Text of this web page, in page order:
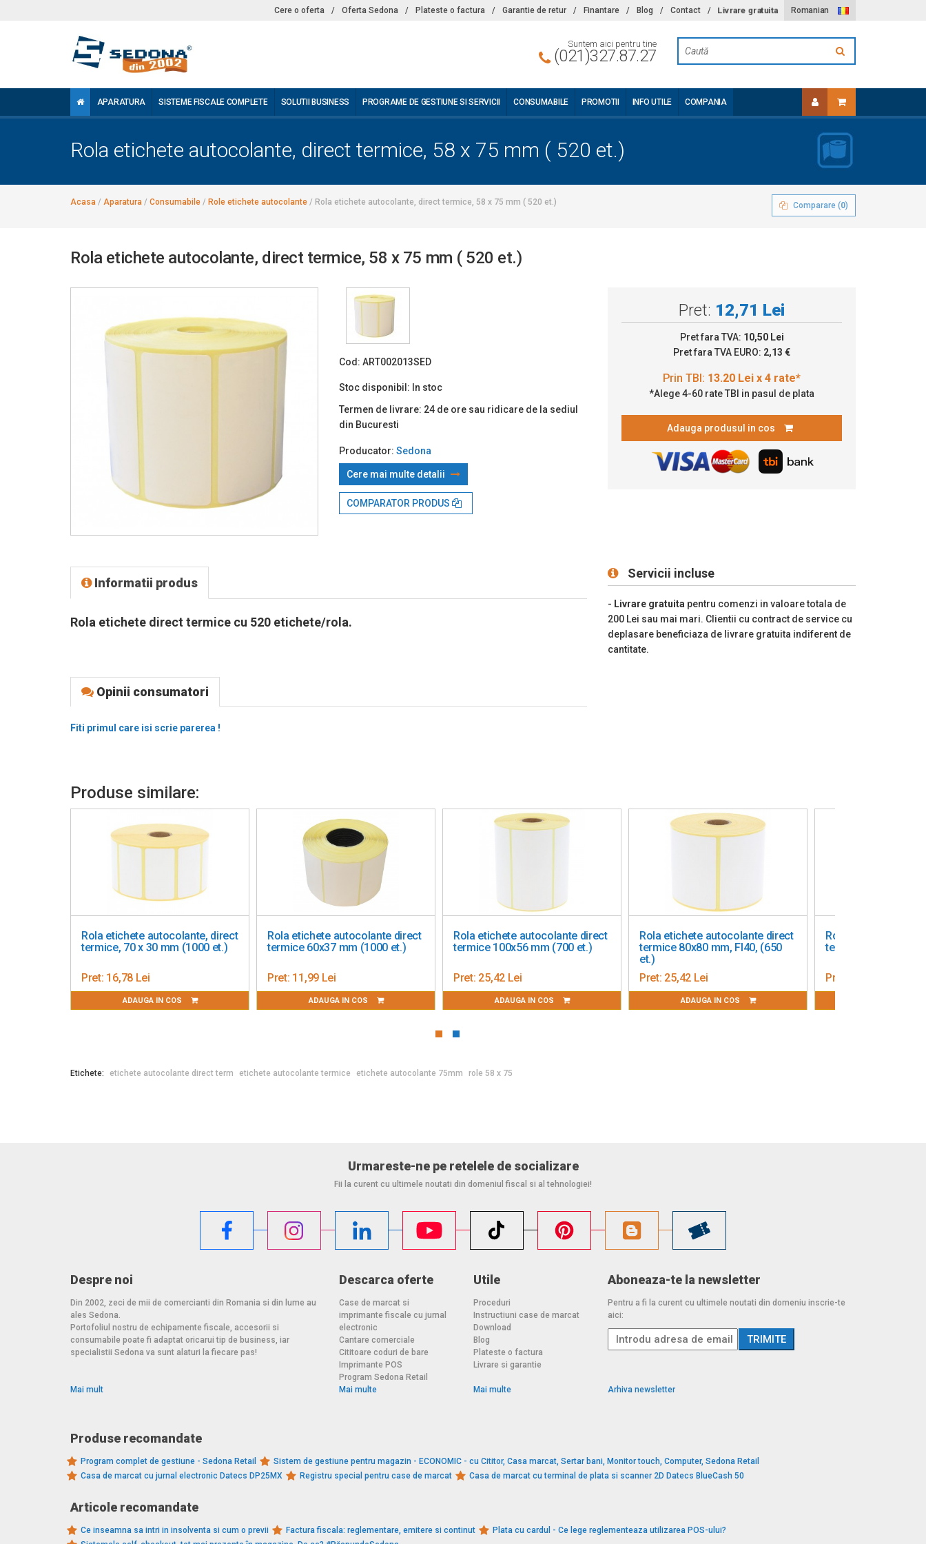
Romanian
Cere o oferta / Oferta Sedona / Plateste o factura / Garantie de retur / Finantare / Blog / Contact / Livrare gratuita
Suntem aici pentru tine
(021)327.87.27
APARATURA SISTEME FISCALE COMPLETE SOLUTII BUSINESS PROGRAME DE GESTIUNE SI SERVICII CONSUMABILE PROMOTII INFO UTILE COMPANIA
Rola etichete autocolante, direct termice, 58 x 75 mm ( 520 et.)
Acasa / Aparatura / Consumabile / Role etichete autocolante / Rola etichete autocolante, direct termice, 58 x 75 mm ( 520 et.) Comparare (0)
Rola etichete autocolante, direct termice, 58 x 75 mm ( 520 et.)
Cod: ART002013SED
Stoc disponibil: In stoc
Termen de livrare: 24 de ore sau ridicare de la sediul
din Bucuresti
Producator: Sedona
Cere mai multe detalii
COMPARATOR PRODUS
Pret: 12,71 Lei
Pret fara TVA: 10,50 Lei
Pret fara TVA EURO: 2,13 €
*Alege 4-60 rate TBI in pasul de plata
Adauga produsul in cos
Informatii produs
Rola etichete direct termice cu 520 etichete/rola.
Opinii consumatori
Fiti primul care isi scrie parerea !
Servicii incluse
- Livrare gratuita pentru comenzi in valoare totala de
200 Lei sau mai mari. Clientii cu contract de service cu
deplasare beneficiaza de livrare gratuita indiferent de
cantitate.
Produse similare:
Rola etichete autocolante, direct
termice, 70 x 30 mm (1000 et.)
Pret: 16,78 Lei
ADAUGA IN COS
Rola etichete autocolante direct
termice 60x37 mm (1000 et.)
Pret: 11,99 Lei
ADAUGA IN COS
Rola etichete autocolante direct
termice 100x56 mm (700 et.)
Pret: 25,42 Lei
ADAUGA IN COS
Rola etichete autocolante direct
termice 80x80 mm, FI40, (650
et.)
Pret: 25,42 Lei
ADAUGA IN COS
Rola etichete
termice 80x60 mm (
Pret:
Etichete: etichete autocolante direct term etichete autocolante termice etichete autocolante 75mm role 58 x 75
Urmareste-ne pe retelele de socializare
Fii la curent cu ultimele noutati din domeniul fiscal si al tehnologiei!
Despre noi
Din 2002, zeci de mii de comercianti din Romania si din lume au
ales Sedona.
Portofoliul nostru de echipamente fiscale, accesorii si
consumabile poate fi adaptat oricarui tip de business, iar
specialistii Sedona va sunt alaturi la fiecare pas!
Mai mult
Descarca oferte
Case de marcat si
imprimante fiscale cu jurnal
electronic
Cantare comerciale
Cititoare coduri de bare
Imprimante POS
Program Sedona Retail
Mai multe
Utile
Proceduri
Instructiuni case de marcat
Download
Blog
Plateste o factura
Livrare si garantie
Mai multe
Aboneaza-te la newsletter
Pentru a fi la curent cu ultimele noutati din domeniu inscrie-te
aici:
Arhiva newsletter
Produse recomandate
Program complet de gestiune - Sedona Retail
Sistem de gestiune pentru magazin - ECONOMIC - cu Cititor, Casa marcat, Sertar bani, Monitor touch, Computer, Sedona Retail
Casa de marcat cu jurnal electronic Datecs DP25MX
Registru special pentru case de marcat Casa de marcat cu terminal de plata si scanner 2D Datecs BlueCash 50
Articole recomandate
Ce inseamna sa intri in insolventa si cum o previi Factura fiscala: reglementare, emitere si continut
Plata cu cardul - Ce lege reglementeaza utilizarea POS-ului?